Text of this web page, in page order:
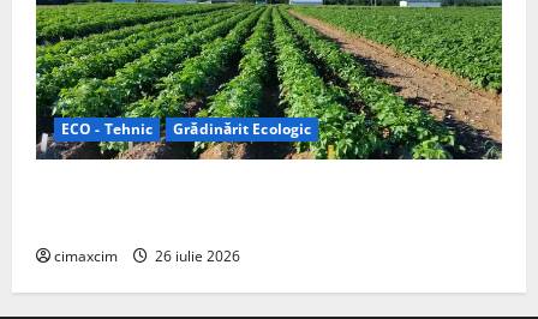
ECO - Tehnic Grădinărit Ecologic
cimaxcim 26 iulie 2026